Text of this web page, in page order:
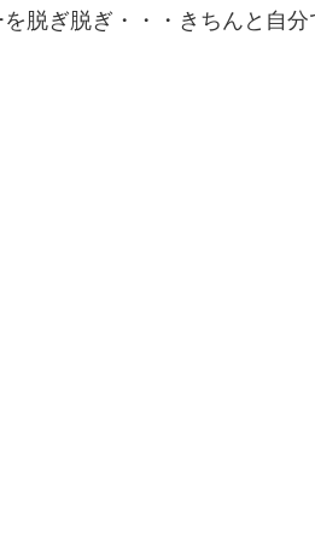
脱ぎ脱ぎ・・・きちんと自